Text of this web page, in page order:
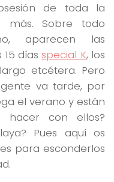
de toda la
más. Sobre todo
aparecen las
15 díasspecial K, los
etcétera. Pero
va tarde, por
el verano y están
hacer con ellos?
Pues aquí os
para esconderlos